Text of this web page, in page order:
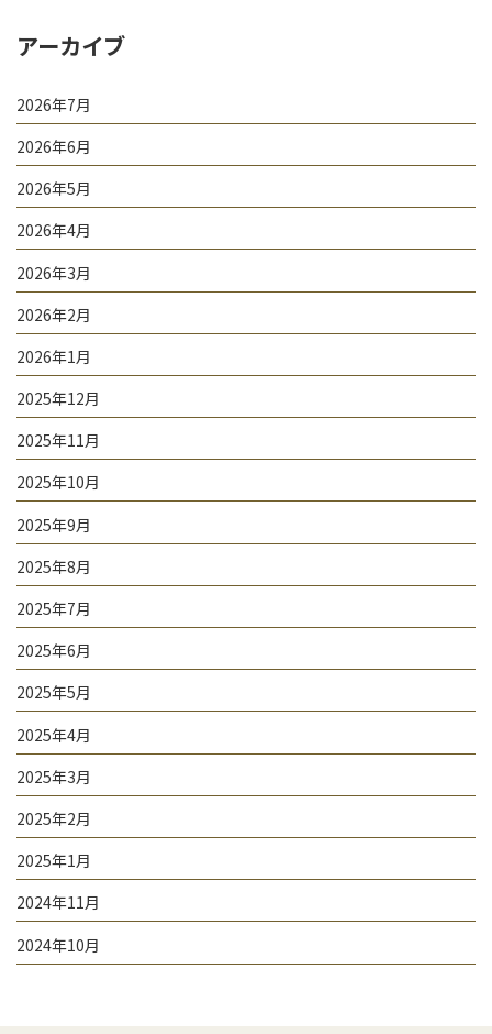
アーカイブ
2026年7月
2026年6月
2026年5月
2026年4月
2026年3月
2026年2月
2026年1月
2025年12月
2025年11月
2025年10月
2025年9月
2025年8月
2025年7月
2025年6月
2025年5月
2025年4月
2025年3月
2025年2月
2025年1月
2024年11月
2024年10月